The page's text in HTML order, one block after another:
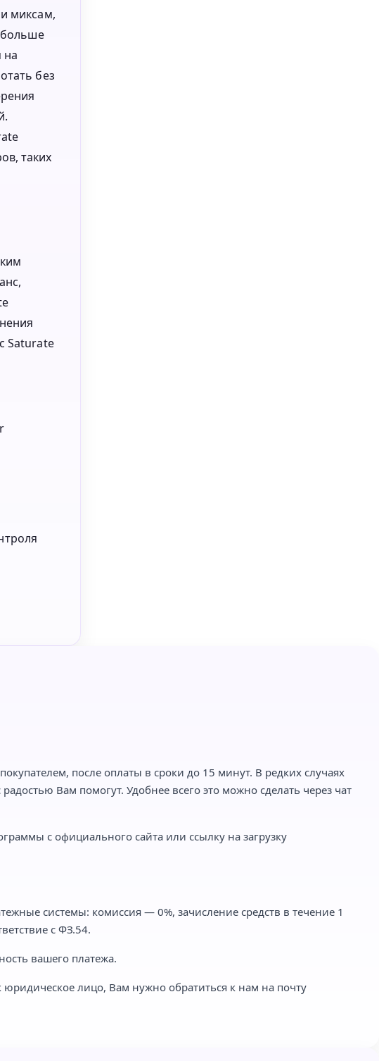
миксам,
больше
на
без
таких
Saturate
после оплаты в сроки до 15 минут. В редких случаях
Вам помогут. Удобнее всего это можно сделать через чат
с официального сайта или ссылку на загрузку
системы: комиссия — 0%, зачисление средств в течение 1
с ФЗ.54.
вашего платежа.
лицо, Вам нужно обратиться к нам на почту